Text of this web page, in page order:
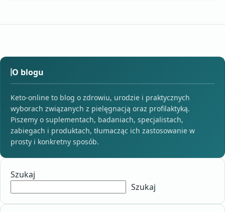
O blogu
Keto-online to blog o zdrowiu, urodzie i praktycznych
wyborach związanych z pielęgnacją oraz profilaktyką.
Piszemy o suplementach, badaniach, specjalistach,
zabiegach i produktach, tłumacząc ich zastosowanie w
prosty i konkretny sposób.
Szukaj
Szukaj